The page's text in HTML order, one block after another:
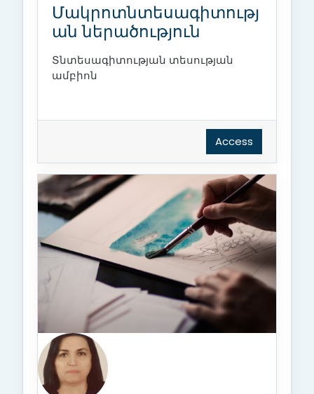
Մակրոտնտեսագիտությ
ան ներածություն
Տնտեսագիտության տեսության
ամբիոն
Access